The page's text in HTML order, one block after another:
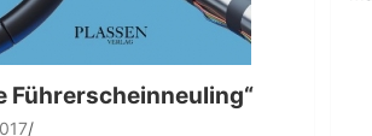
Führerscheinneuling“